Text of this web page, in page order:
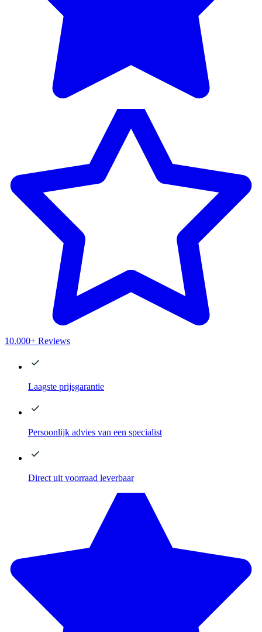
10.000+ Reviews
Laagste prijsgarantie
Persoonlijk advies van een specialist
Direct uit voorraad leverbaar